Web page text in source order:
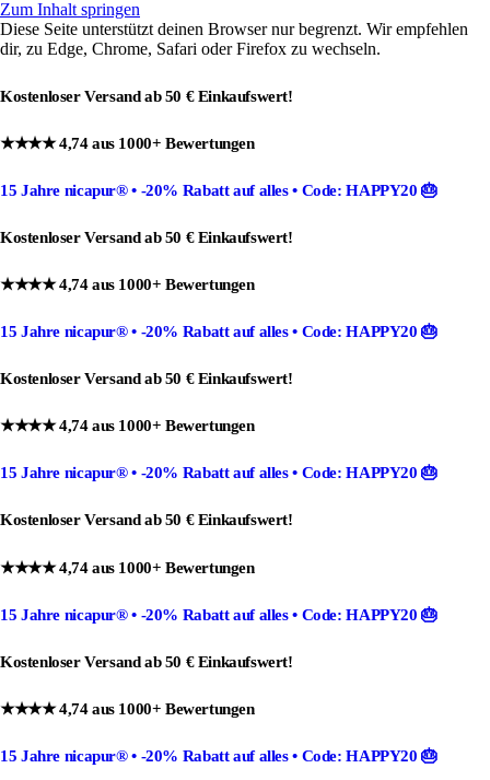
Zum Inhalt springen
Diese Seite unterstützt deinen Browser nur begrenzt. Wir empfehlen
dir, zu Edge, Chrome, Safari oder Firefox zu wechseln.
Kostenloser Versand ab 50 € Einkaufswert!
★★★★ 4,74 aus 1000+ Bewertungen
15 Jahre nicapur®• -20% Rabattauf alles • Code: HAPPY20🎂
Kostenloser Versand ab 50 € Einkaufswert!
★★★★ 4,74 aus 1000+ Bewertungen
15 Jahre nicapur®• -20% Rabattauf alles • Code: HAPPY20🎂
Kostenloser Versand ab 50 € Einkaufswert!
★★★★ 4,74 aus 1000+ Bewertungen
15 Jahre nicapur®• -20% Rabattauf alles • Code: HAPPY20🎂
Kostenloser Versand ab 50 € Einkaufswert!
★★★★ 4,74 aus 1000+ Bewertungen
15 Jahre nicapur®• -20% Rabattauf alles • Code: HAPPY20🎂
Kostenloser Versand ab 50 € Einkaufswert!
★★★★ 4,74 aus 1000+ Bewertungen
15 Jahre nicapur®• -20% Rabattauf alles • Code: HAPPY20🎂